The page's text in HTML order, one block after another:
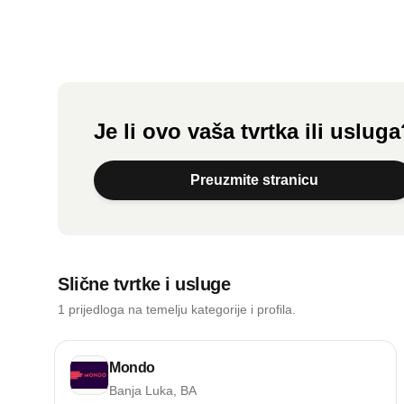
Je li ovo vaša tvrtka ili
Preuzmite stranicu
Slične tvrtke i usluge
1 prijedloga na temelju kategorije i profila.
Mondo
Banja Luka, BA